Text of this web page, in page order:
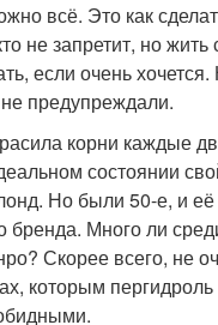
всё. Это как
не запретит, но жить
если очень
предупреждали.
корни каждые
состоянии
Но были 50-е, и
бренда. Много ли
Скорее всего, не
которым